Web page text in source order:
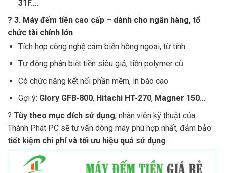
31F….
? 3. Máy đếm tiền cao cấp – dành cho ngân hàng, tổ
chức tài chính lớn
Tích hợp công nghệ cảm biến hồng ngoại, từ tính
Tự động phân biệt tiền siêu giả, tiền polymer cũ
Có chức năng kết nối phần mềm, in báo cáo
Gợi ý: Glory GFB-800, Hitachi HT-270, Magner 150…
? Tùy theo mục đích sử dụng, nhân viên kỹ thuật của
Thành Phát PC sẽ tư vấn dòng máy phù hợp nhất, đảm bảo
tiết kiệm chi phí và tối ưu hiệu quả sử dụng.